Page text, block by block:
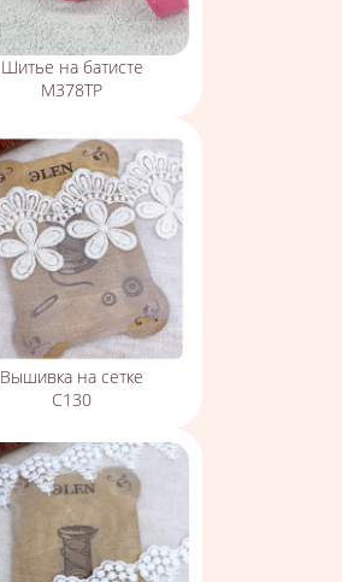
Шитье на батисте
М378ТР
Вышивка на сетке
С130